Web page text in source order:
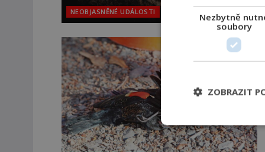
NEOBJASNĚNÉ UDÁLOSTI
Nezbytně
soubory
ZOBRAZIT